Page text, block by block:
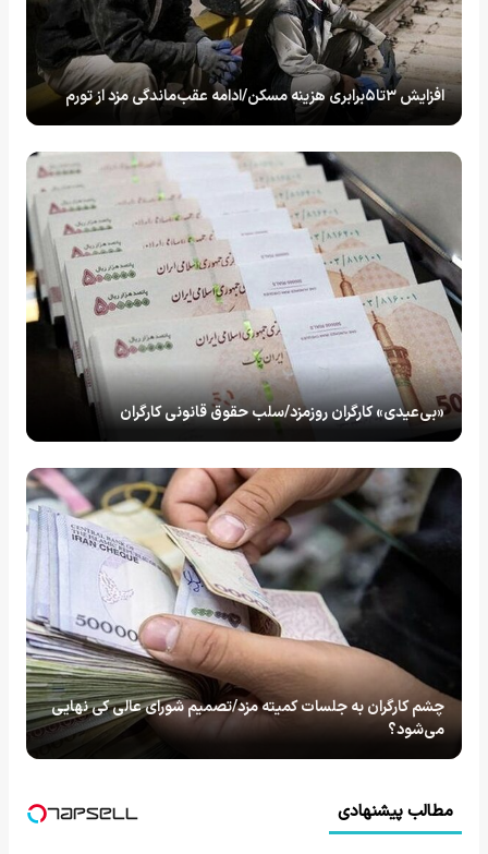
افزایش ۳تا۵برابری هزینه مسکن/ادامه عقب‌ماندگی مزد از تورم
«بی‌عیدی» کارگران روزمزد/سلب حقوق قانونی کارگران
چشم کارگران به جلسات کمیته مزد/تصمیم شورای عالی کی نهایی
می‌شود؟
مطالب پیشنهادی